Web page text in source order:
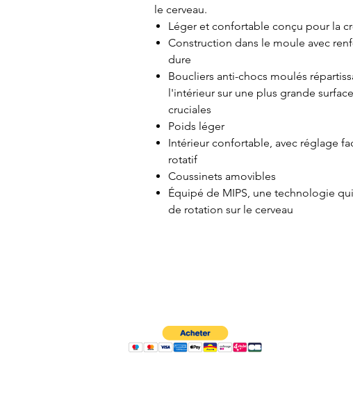
le cerveau.
Léger et confortable conçu pour la
Construction dans le moule avec
dure
Boucliers anti-chocs moulés
l'intérieur sur une plus grande
cruciales
Poids léger
Intérieur confortable, avec réglage
rotatif
Coussinets amovibles
Équipé de MIPS, une technologie
de rotation sur le cerveau